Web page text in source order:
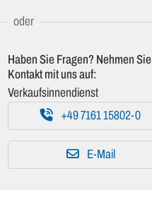
Haben Sie Fragen? Nehmen Sie
Kontakt mit uns auf:
Verkaufsinnendienst
+49 7161 15802-0
E-Mail